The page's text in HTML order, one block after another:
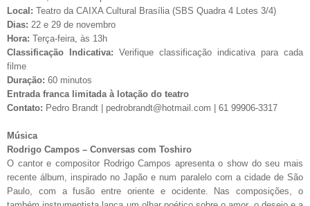
Local: Teatro da CAIXA Cultural Brasília (SBS Quadra 4 Lotes 3/4)
Dias: 22 e 29 de novembro
Hora: Terça-feira, às 13h
Classificação Indicativa: Verifique classificação indicativa para cada
filme
Duração: 60 minutos
Entrada franca limitada à lotação do teatro
Contato: Pedro Brandt | pedrobrandt@hotmail.com | 61 99906-3317
Música
Rodrigo Campos – Conversas com Toshiro
O cantor e compositor Rodrigo Campos apresenta o show do seu mais
recente álbum, inspirado no Japão e num paralelo com a cidade de São
Paulo, com a fusão entre oriente e ocidente. Nas composições, o